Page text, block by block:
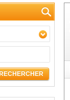
RECHERCHER